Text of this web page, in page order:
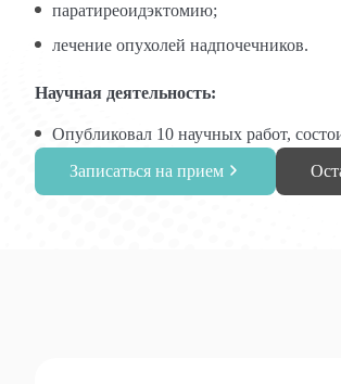
паратиреоидэктомию;
лечение опухолей надпочечников.
Научная деятельность:
Опубликовал 10 научных работ,
Записаться на прием